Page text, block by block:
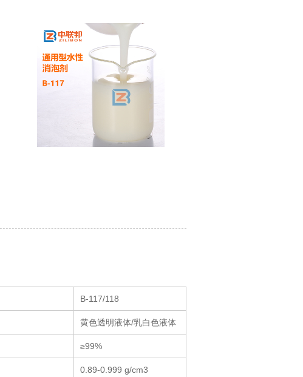
B-117/118
黄色透明液体/乳白色液体
≥99%
0.89-0.999 g/cm3